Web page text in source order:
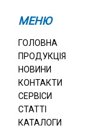
МЕНЮ
ГОЛОВНА
ПРОДУКЦІЯ
НОВИНИ
КОНТАКТИ
СЕРВІСИ
СТАТТІ
КАТАЛОГИ